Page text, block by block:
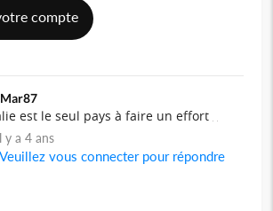
compte
est le seul pays à faire un effort
y a 4 ans
Veuillez vous connecter pour répondre